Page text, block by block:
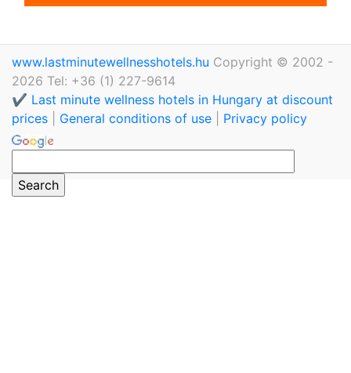
www.lastminutewellnesshotels.hu Copyright © 2002 -
2026 Tel: +36 (1) 227-9614
✔️ Last minute wellness hotels in Hungary at discount
prices
General conditions of use Privacy policy